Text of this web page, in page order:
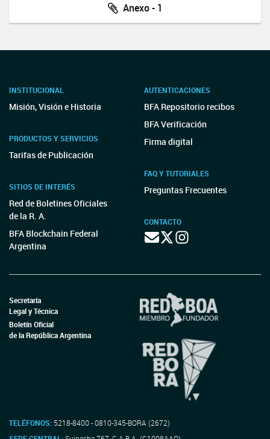
Anexo - 1
INSTITUCIONAL
Misión, Visión e Historia
PRODUCTOS Y SERVICIOS
Tarifas de Publicación
SITIOS DE INTERÉS
Red de Boletines Oficiales
de la R. A.
BFA Blockchain Federal
Argentina
AUTENTICACIONES
BFA Repositorio recibos
BFA Verificación
Firma digital
FAQ Y TUTORIALES
Preguntas Frecuentes
CONTACTO
Secretaría
Legal y Técnica
Boletín Oficial
de la República Argentina
TELÉFONOS: 5218-8400 - 0810-345-BORA (2672)